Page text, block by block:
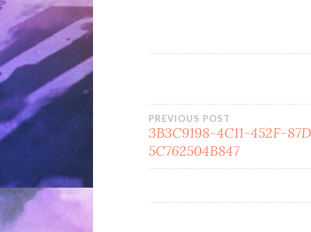
PREVIOUS POST
3B3C9198-4C11-452F-
5C762504B847